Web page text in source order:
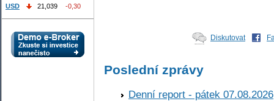
Diskutovat
Poslední zprávy
Denní report - pátek 07.08.2026
USD
21,039 -0,30